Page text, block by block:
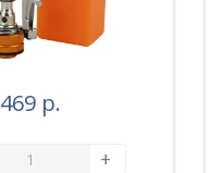
469 р.
+